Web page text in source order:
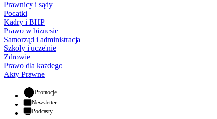
Prawnicy i sądy
Podatki
Kadry i BHP
Prawo w biznesie
Samorząd i administracja
Szkoły i uczelnie
Zdrowie
Prawo dla każdego
Akty Prawne
Promocje- otwiera się w nowej karcie
Newsletter
Podcasty